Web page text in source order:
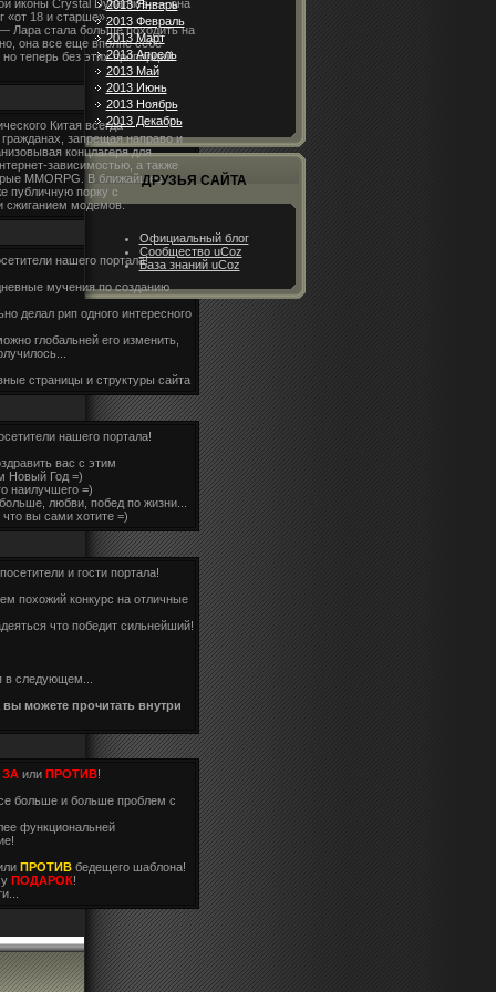
иконы Crystal Dynamics, — она
«от 18 и старше».
Лара стала больше походить на
она все еще вполне себе
теперь без этих пропорций
Китая всегда
запрещая направо и
концлагеря для
зависимостью, а также
MMORPG. В ближайшее
публичную порку с
сжиганием модемов.
нашего портала!
мучения по созданию
делал рип одного интересного
глобальней его изменить,
страницы и структуры сайта
нашего портала!
вас с этим
Новый Год =)
наилучшего =)
любви, побед по жизни...
вы сами хотите =)
и гости портала!
похожий конкурс на отличные
что победит сильнейший!
в следующем...
можете прочитать внутри
ЗАили ПРОТИВ!
больше и больше проблем с
функциональней
ПРОТИВбедещего шаблона!
ПОДАРОК!
2013 Январь
2013 Февраль
2013 Март
2013 Апрель
2013 Май
2013 Июнь
2013 Ноябрь
2013 Декабрь
ДРУЗЬЯ САЙТА
Официальный блог
Сообщество uCoz
База знаний uCoz